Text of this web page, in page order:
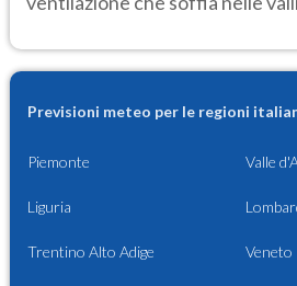
Previsioni meteo per le regioni
Piemonte Valle
Liguria
Trentino Alto Adige Veneto